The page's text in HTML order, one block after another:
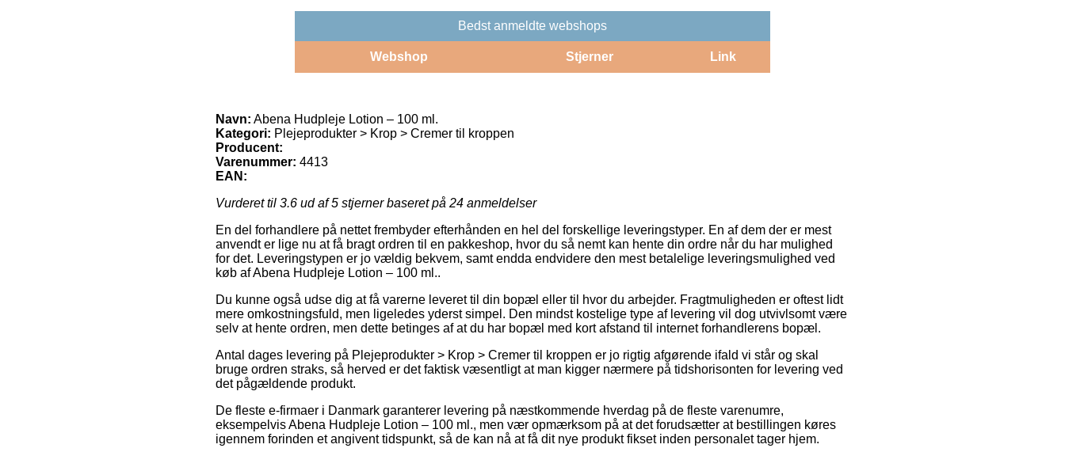
Bedst anmeldte webshops
Webshop Stjerner Link
Navn: Abena Hudpleje Lotion – 100 ml.
Kategori: Plejeprodukter > Krop > Cremer til kroppen
Producent:
Varenummer: 4413
EAN:
Vurderet til 3.6 ud af 5 stjerner baseret på 24 anmeldelser
En del forhandlere på nettet frembyder efterhånden en hel del forskellige leveringstyper. En af dem der er mest
anvendt er lige nu at få bragt ordren til en pakkeshop, hvor du så nemt kan hente din ordre når du har mulighed
for det. Leveringstypen er jo vældig bekvem, samt endda endvidere den mest betalelige leveringsmulighed ved
køb af Abena Hudpleje Lotion – 100 ml..
Du kunne også udse dig at få varerne leveret til din bopæl eller til hvor du arbejder. Fragtmuligheden er oftest lidt
mere omkostningsfuld, men ligeledes yderst simpel. Den mindst kostelige type af levering vil dog utvivlsomt være
selv at hente ordren, men dette betinges af at du har bopæl med kort afstand til internet forhandlerens bopæl.
Antal dages levering på Plejeprodukter > Krop > Cremer til kroppen er jo rigtig afgørende ifald vi står og skal
bruge ordren straks, så herved er det faktisk væsentligt at man kigger nærmere på tidshorisonten for levering ved
det pågældende produkt.
De fleste e-firmaer i Danmark garanterer levering på næstkommende hverdag på de fleste varenumre,
eksempelvis Abena Hudpleje Lotion – 100 ml., men vær opmærksom på at det forudsætter at bestillingen køres
igennem forinden et angivent tidspunkt, så de kan nå at få dit nye produkt fikset inden personalet tager hjem.